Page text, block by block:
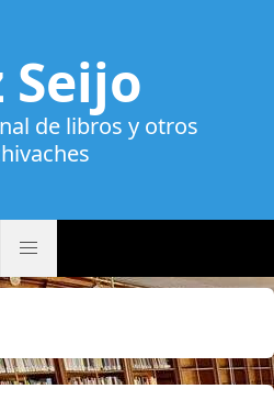
Seijo
de libros y otros